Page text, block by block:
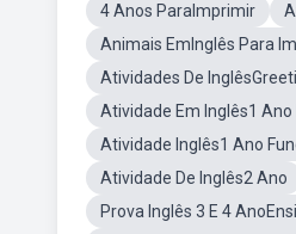
4 Anos ParaImprimir
Animais EmInglês Para
Atividades De
Atividade Em Inglês1 Ano
Atividade Inglês1 Ano
Atividade De Inglês2 Ano
Prova Inglês 3 E 4